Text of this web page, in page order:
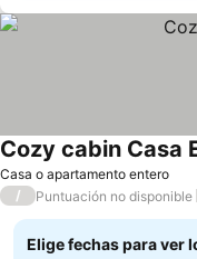
Casa o apartamento entero
Cozy cabin Casa
/ Puntuación no disponible
Elige fechas para ver